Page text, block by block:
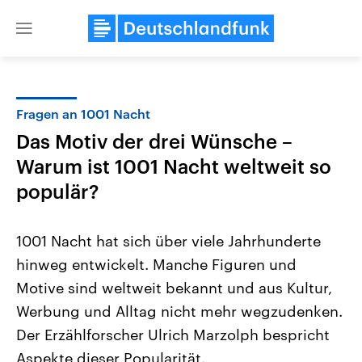
Close
Landtagswahl Sachsen-Anhalt
2026
Alle Informationen
Sachsen-Anhalt wählt am 6.
September 2026 einen neuen
Bundesland von einer Koalition aus
USA
Aktuelle Beiträge,
Hintergründe
Wirtschaftlich und
gehören die Vereinigten
den mächtigsten Ländern
Fragen an 1001 Nacht
Das Motiv der drei Wünsche –
Warum ist 1001 Nacht weltweit so
populär?
1001 Nacht hat sich über viele Jahrhunderte
hinweg entwickelt. Manche Figuren und
Motive sind weltweit bekannt und aus Kultur,
Werbung und Alltag nicht mehr wegzudenken.
Der Erzählforscher Ulrich Marzolph bespricht
Aspekte dieser Popularität.